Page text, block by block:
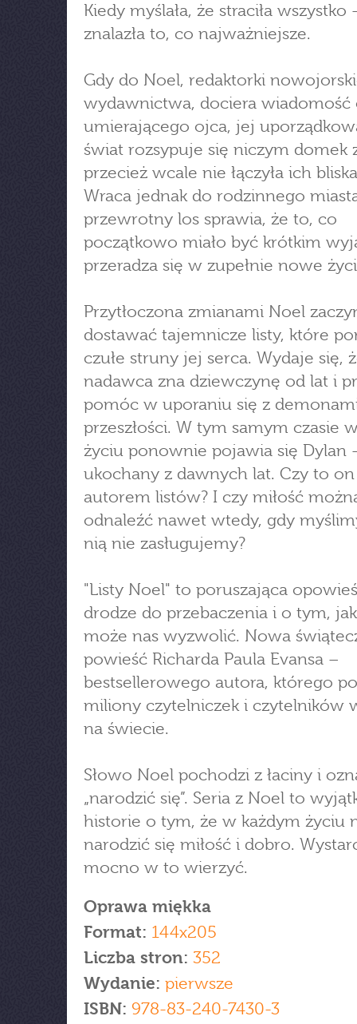
Kiedy myślała, że straciła wszystko
znalazła to, co najważniejsze.
Gdy do Noel, redaktorki
wydawnictwa, dociera wiadomość
umierającego ojca, jej
świat rozsypuje się niczym domek
przecież wcale nie łączyła ich
Wraca jednak do rodzinnego
przewrotny los sprawia, że to, co
początkowo miało być krótkim
przeradza się w zupełnie nowe
Przytłoczona zmianami Noel
dostawać tajemnicze listy, które
czułe struny jej serca. Wydaje się,
nadawca zna dziewczynę od lat i
pomóc w uporaniu się z
przeszłości. W tym samym czasie
życiu ponownie pojawia się Dylan
ukochany z dawnych lat. Czy to
autorem listów? I czy miłość
odnaleźć nawet wtedy, gdy
nią nie zasługujemy?
"Listy Noel" to poruszająca
drodze do przebaczenia i o tym,
może nas wyzwolić. Nowa
powieść Richarda Paula Evansa –
bestsellerowego autora, którego
miliony czytelniczek i czytelników
na świecie.
Słowo Noel pochodzi z łaciny i
„narodzić się”. Seria z Noel to
historie o tym, że w każdym życiu
narodzić się miłość i dobro.
mocno w to wierzyć.
Oprawa miękka
Format: 144x205
Liczba stron: 352
Wydanie: pierwsze
ISBN: 978-83-240-7430-3